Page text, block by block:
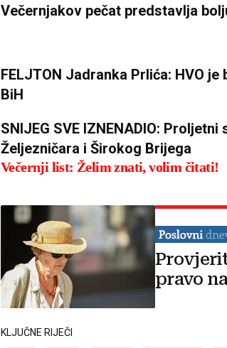
Večernjakov pečat predstavlja
FELJTON Jadranka Prlića: HVO
BiH
SNIJEG SVE IZNENADIO:
Željezničara i Širokog Brijega
Večernji list: Želim znati, volim čitati!
pravo
KLJUČNE RIJEČI